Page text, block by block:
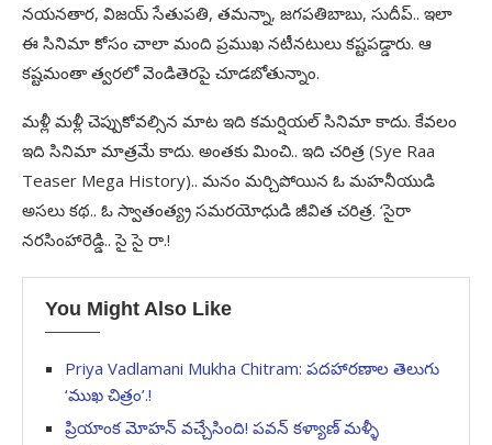
నయనతార, విజయ్‌ సేతుపతి, తమన్నా, జగపతిబాబు, సుదీప్‌.. ఇలా
ఈ సినిమా కోసం చాలా మంది ప్రముఖ నటీనటులు కష్టపడ్డారు. ఆ
కష్టమంతా త్వరలో వెండితెరపై చూడబోతున్నాం.
మళ్లీ మళ్లీ చెప్పుకోవల్సిన మాట ఇది కమర్షియల్‌ సినిమా కాదు. కేవలం
ఇది సినిమా మాత్రమే కాదు. అంతకు మించి.. ఇది చరిత్ర (Sye Raa
Teaser Mega History).. మనం మర్చిపోయిన ఓ మహనీయుడి
అసలు కథ.. ఓ స్వాతంత్య్ర సమరయోధుడి జీవిత చరిత్ర. ‘సైరా
నరసింహారెడ్డి.. సై సై రా.!
You Might Also Like
Priya Vadlamani Mukha Chitram: పదహారణాల తెలుగు
‘ముఖ చిత్రం’.!
ప్రియాంక మోహన్ వచ్చేసింది! పవన్ కళ్యాణ్ మళ్ళీ